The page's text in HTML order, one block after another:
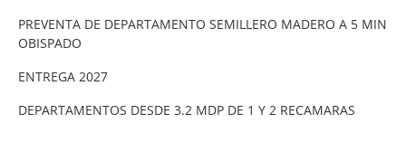
PREVENTA DE DEPARTAMENTO SEMILLERO MADERO A 5 MIN
OBISPADO
ENTREGA 2027
DEPARTAMENTOS DESDE 3.2 MDP DE 1 Y 2 RECAMARAS